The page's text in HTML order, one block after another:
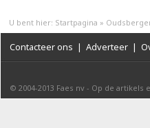
U bent hier: Startpagina »
Contacteer ons | Adverteer |
© 2004-2013 Faes nv - Op de artikels